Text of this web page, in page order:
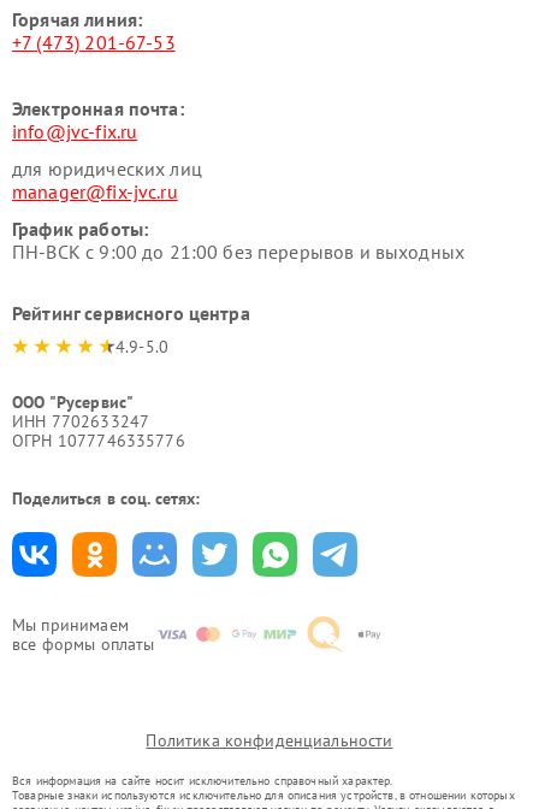
Мы принимаем
все формы оплаты
Горячая линия:
+7 (473) 201-67-53
Электронная почта:
info@jvc-fix.ru
для юридических лиц
manager@fix-jvc.ru
График работы:
ПН-ВСК с 9:00 до 21:00 без перерывов и выходных
Рейтинг сервисного центра
4.9-5.0
ООО "Русервис"
ИНН 7702633247
ОГРН 1077746335776
Поделиться в соц. сетях:
Политика конфиденциальности
Вся информация на сайте носит исключительно справочный характер.
Товарные знаки используются исключительно для описания устройств, в отношении которых